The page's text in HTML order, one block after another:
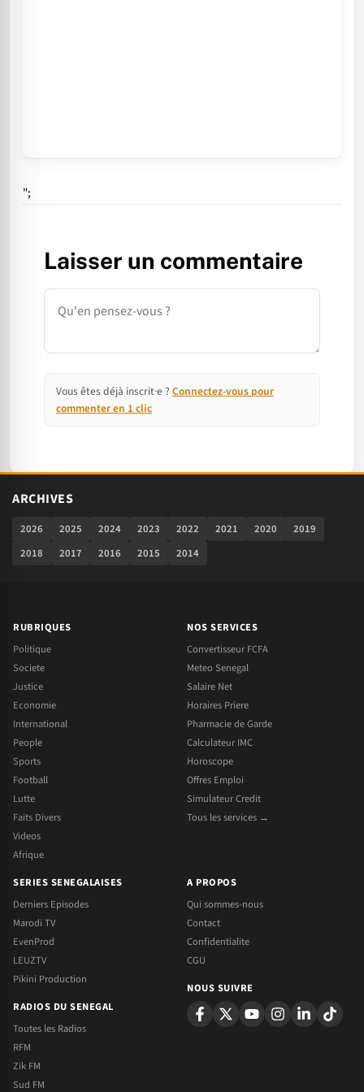
";
Laisser un commentaire
Commentaire
Vous êtes déjà inscrit·e ? Connectez-vous pour
commenter en 1 clic
ARCHIVES
2026 2025 2024 2023 2022 2021 2020
2019
2018
2017 2016 2015 2014
RUBRIQUES
Politique
Societe
Justice
Economie
International
People
Sports
Football
Lutte
Faits Divers
Videos
Afrique
NOS SERVICES
Convertisseur FCFA
Meteo Senegal
Salaire Net
Horaires Priere
Pharmacie de Garde
Calculateur IMC
Horoscope
Offres Emploi
Simulateur Credit
Tous les services →
SERIES SENEGALAISES
Derniers Episodes
Marodi TV
EvenProd
LEUZTV
Pikini Production
RADIOS DU SENEGAL
Toutes les Radios
RFM
Zik FM
Sud FM
A PROPOS
Qui sommes-nous
Contact
Confidentialite
CGU
NOUS SUIVRE